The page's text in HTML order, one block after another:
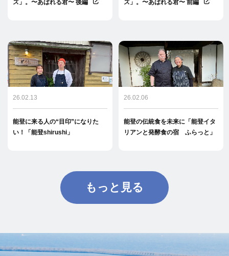
ズ」。〜あばれる君〜 後編
ズ」。〜あばれる君〜 前編
26.02.13
能登に来る人の“目印”になりた
い！「能登shirushi」
26.02.06
能登の伝統食を未来に「能登イタ
リアンと発酵食の宿 ふらっと」
もっと見る